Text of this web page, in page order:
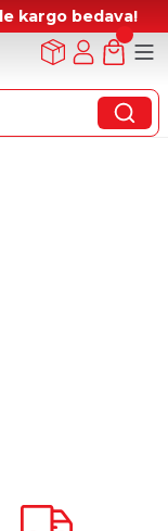
kargo bedava!